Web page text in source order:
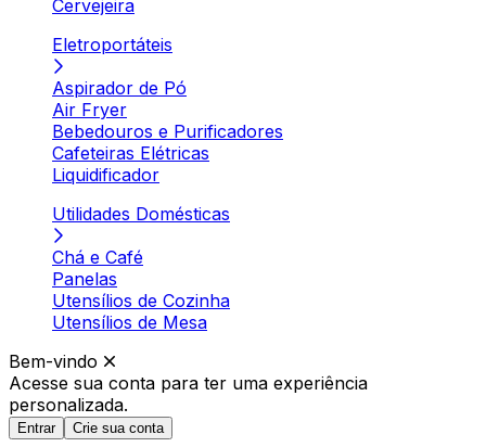
Cervejeira
Eletroportáteis
Aspirador de Pó
Air Fryer
Bebedouros e Purificadores
Cafeteiras Elétricas
Liquidificador
Utilidades Domésticas
Chá e Café
Panelas
Utensílios de Cozinha
Utensílios de Mesa
Bem-vindo
Acesse sua conta para ter uma experiência
personalizada.
Entrar Crie sua conta